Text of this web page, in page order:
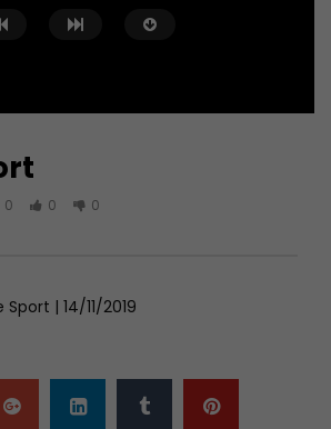
0 0 0
| 14/11/2019